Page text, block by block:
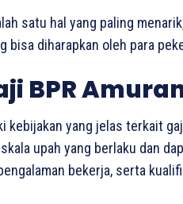
satu hal yang paling
bisa diharapkan oleh para
BPR
kebijakan yang jelas terkait
upah yang berlaku dan
bekerja, serta